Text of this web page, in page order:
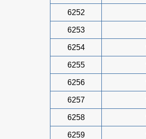
6252
6253
6254
6255
6256
6257
6258
6259